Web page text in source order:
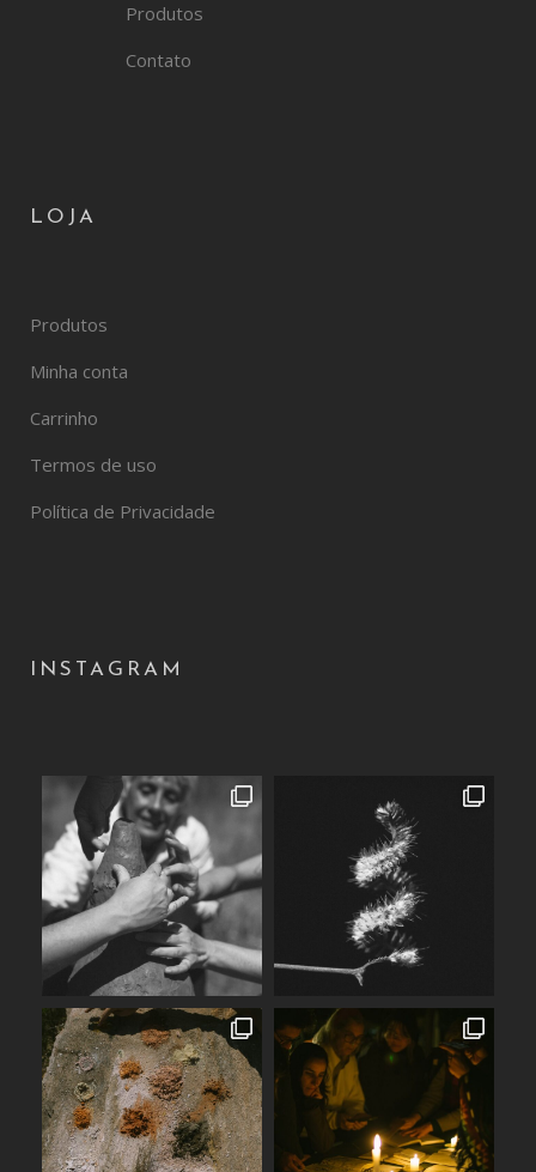
Produtos
Contato
LOJA
Produtos
Minha conta
Carrinho
Termos de uso
Política de Privacidade
INSTAGRAM